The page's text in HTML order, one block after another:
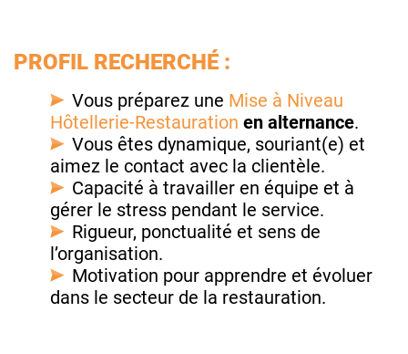
PROFIL RECHERCHÉ :
Vous préparez une Mise à Niveau
Hôtellerie-Restauration en alternance.
Vous êtes dynamique, souriant(e) et
aimez le contact avec la clientèle.
Capacité à travailler en équipe et à
gérer le stress pendant le service.
Rigueur, ponctualité et sens de
l’organisation.
Motivation pour apprendre et évoluer
dans le secteur de la restauration.